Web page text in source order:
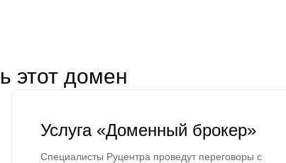
этот домен
Услуга «Доменный брокер»
Специалисты Руцентра проведут переговоры с